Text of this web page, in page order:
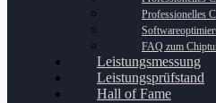
Professionelles
FAQ zum
Leistungsmessung
Leistungsprüfstand
Hall of Fame